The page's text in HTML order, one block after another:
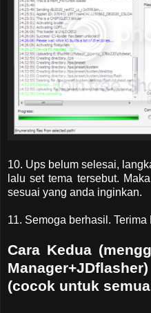
10. Ups belum selesai,
lalu set tema tersebut.
sesuai yang anda inginkan.
11. Semoga berhasil. Terima
Cara Kedua
(cocok untuk